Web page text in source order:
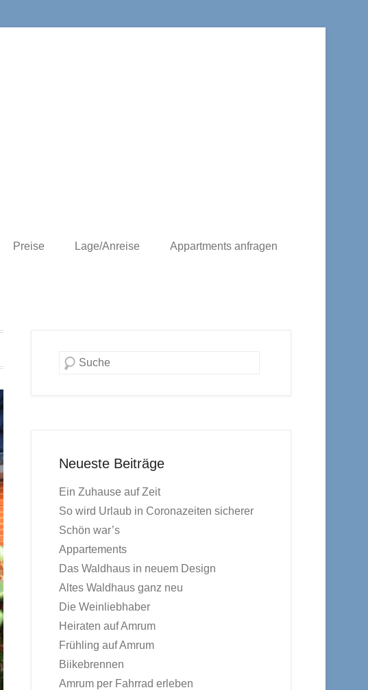
Preise Lage/Anreise Appartments anfragen
Suchen
Neueste Beiträge
Ein Zuhause auf Zeit
So wird Urlaub in Coronazeiten sicherer
Schön war’s
Appartements
Das Waldhaus in neuem Design
Altes Waldhaus ganz neu
Die Weinliebhaber
Heiraten auf Amrum
Frühling auf Amrum
Biikebrennen
Amrum per Fahrrad erleben